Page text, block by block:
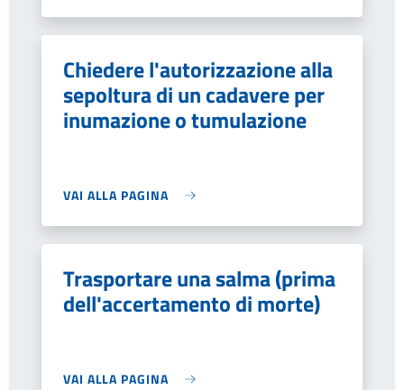
Chiedere l'autorizzazione alla
sepoltura di un cadavere per
inumazione o tumulazione
VAI ALLA PAGINA
Trasportare una salma (prima
dell'accertamento di morte)
VAI ALLA PAGINA